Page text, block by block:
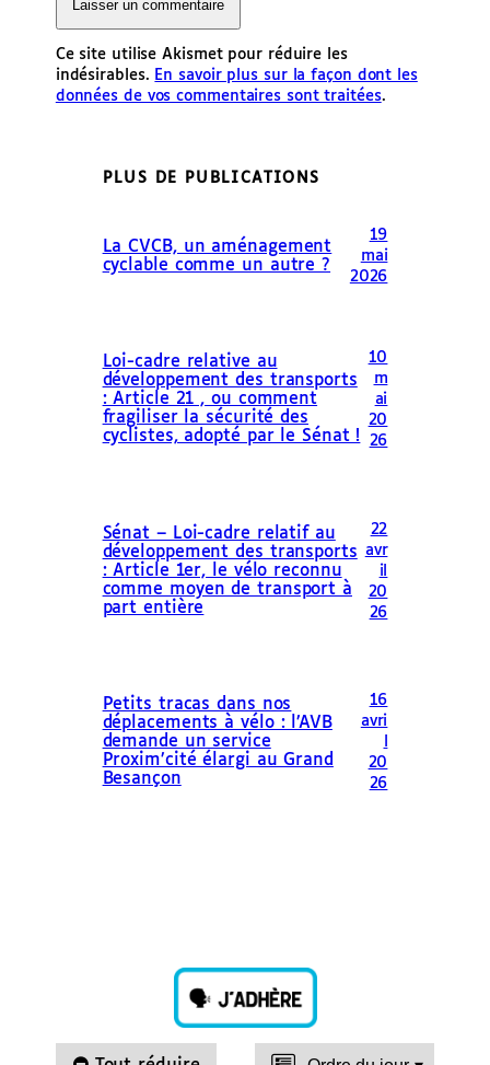
Ce site utilise Akismet pour réduire les
indésirables. En savoir plus sur la façon dont les
données de vos commentaires sont traitées.
PLUS DE PUBLICATIONS
La CVCB, un aménagement
cyclable comme un autre ?
19
mai
2026
Loi-cadre relative au
développement des transports
: Article 21 , ou comment
fragiliser la sécurité des
cyclistes, adopté par le Sénat !
10
m
ai
20
26
Sénat – Loi-cadre relatif au
développement des transports
: Article 1er, le vélo reconnu
comme moyen de transport à
part entière
22
avr
il
20
26
Petits tracas dans nos
déplacements à vélo : l’AVB
demande un service
Proxim’cité élargi au Grand
Besançon
16
avri
20
26